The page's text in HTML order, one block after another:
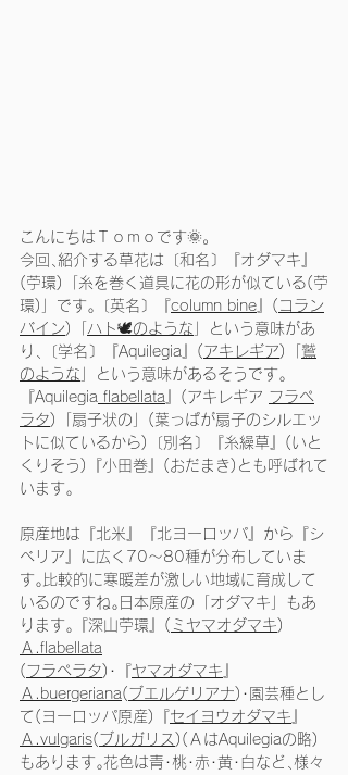
こんにちはＴｏｍｏです🌞。
今回､紹介する草花は〔和名〕『オダマキ』
(苧環)「糸を巻く道具に花の形が似ている(苧
環)」です｡〔英名〕『column bine 』( コラン
バイン )「 ハト🕊のような 」という意味があ
り､〔学名〕『Aquilegia』( アキレギア )「 鷲
のような 」という意味があるそうです｡
『Aquilegia flabellata 』(アキレギア フラペ
ラタ )「扇子状の」(葉っぱが扇子のシルエッ
トに似ているから)〔別名〕『糸繰草』(いと
くりそう)『小田巻』(おだまき)とも呼ばれて
います｡
原産地は『北米』『北ヨーロッパ』から『シ
ベリア』に広く70～80種が分布していま
す｡比較的に寒暖差が激しい地域に育成して
いるのですね｡日本原産の「オダマキ」もあ
ります｡『深山苧環』( ミヤマオダマキ )
Ａ.flabellata
( フラペラタ )･『ヤマオダマキ
Ａ.buergeriana( ブエルゲリアナ )･園芸種とし
て(ヨーロッパ原産)『セイヨウオダマキ
Ａ.vulgaris( ブルガリス )(ＡはAquilegiaの略)
もあります｡花色は青･桃･赤･黄･白など､様々